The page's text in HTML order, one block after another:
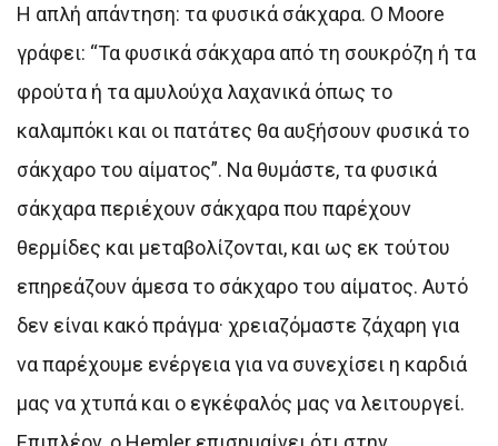
Η απλή απάντηση: τα φυσικά σάκχαρα. Ο Moore
γράφει: “Τα φυσικά σάκχαρα από τη σουκρόζη ή τα
φρούτα ή τα αμυλούχα λαχανικά όπως το
καλαμπόκι και οι πατάτες θα αυξήσουν φυσικά το
σάκχαρο του αίματος”. Να θυμάστε, τα φυσικά
σάκχαρα περιέχουν σάκχαρα που παρέχουν
θερμίδες και μεταβολίζονται, και ως εκ τούτου
επηρεάζουν άμεσα το σάκχαρο του αίματος. Αυτό
δεν είναι κακό πράγμα· χρειαζόμαστε ζάχαρη για
να παρέχουμε ενέργεια για να συνεχίσει η καρδιά
μας να χτυπά και ο εγκέφαλός μας να λειτουργεί.